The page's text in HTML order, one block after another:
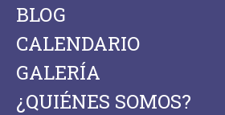
BLOG
CALENDARIO
GALERÍA
¿QUIÉNES SOMOS?